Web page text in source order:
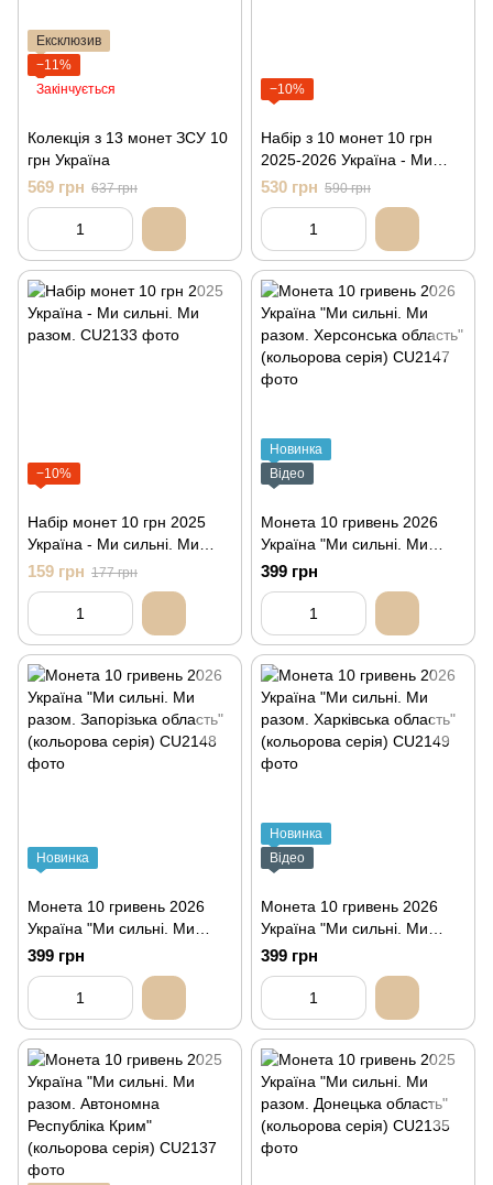
Ексклюзив
−11%
Закінчується
Колекція з 13 монет ЗСУ 10
грн Україна
569 грн 637 грн
−10%
Набір з 10 монет 10 грн
2025-2026 Україна - Ми
сильні. Ми разом.
530 грн 590 грн
−10%
Набір монет 10 грн 2025
Україна - Ми сильні. Ми
разом.
159 грн 177 грн
Новинка
Відео
Монета 10 гривень 2026
Україна "Ми сильні. Ми
разом. Херсонська область"
(кольорова серія)
399 грн
Новинка
Монета 10 гривень 2026
Україна "Ми сильні. Ми
разом. Запорізька область"
(кольорова серія)
399 грн
Новинка
Відео
Монета 10 гривень 2026
Україна "Ми сильні. Ми
разом. Харківська область"
(кольорова серія)
399 грн